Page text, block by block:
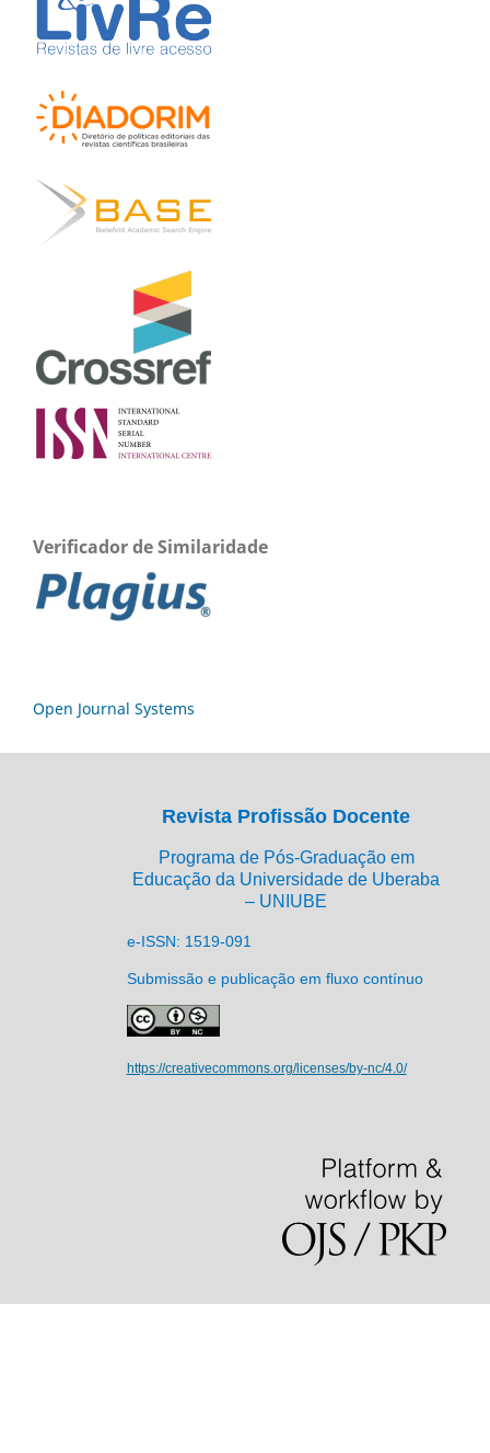
Verificador de Similaridade
Open Journal Systems
Revista Profissão Docente
Programa de Pós-Graduação em
Educação da Universidade de Uberaba
– UNIUBE
e-ISSN: 1519-091
Submissão e publicação em fluxo contínuo
https://creativecommons.org/licenses/by-nc/4.0/